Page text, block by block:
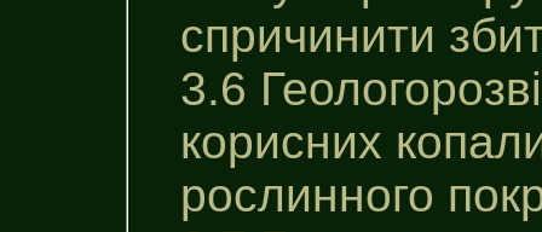
спричинити
3.6
корисних
рослинного